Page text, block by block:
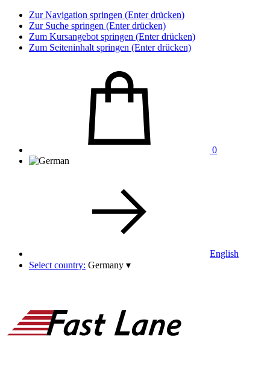
Zur Navigation springen (Enter drücken)
Zur Suche springen (Enter drücken)
Zum Kursangebot springen (Enter drücken)
Zum Seiteninhalt springen (Enter drücken)
0
English
Select country: Germany ▾